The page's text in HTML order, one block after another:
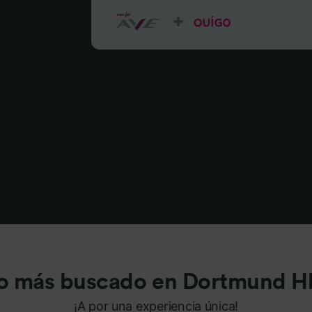
más buscado en Dortmund
¡A por una experiencia única!